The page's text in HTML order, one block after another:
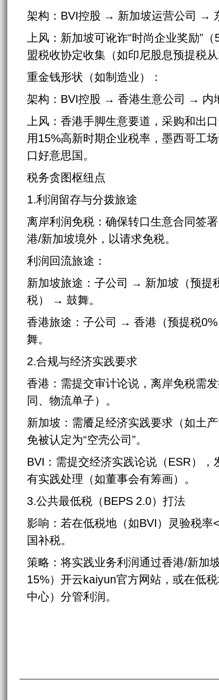
架构：BVI控股 → 新加坡运营公司 →
上风：新加坡可讹诈“时尚企业奖励”
盟税收协定收集（如印尼股息预提税
重金钱形状（如制造业）：
架构：BVI控股 → 香港生意公司 → 内
上风：香港手脚生意要道，采购和出
用15%高新时期企业税率，墨西哥工
口好意思国。
税务贪图枢纽点
1.利润留存与分拨旅途
离岸利润免税：确保转口生意合同签
港/新加坡境外，以请求免税。
利润回流旅途：
新加坡旅途：子公司 → 新加坡（预提
税） → 鼓舞。
香港旅途：子公司 → 香港（预提税
舞。
2.合规与经济实践要求
香港：需提交审计论说，离岸免税需
同、物流单子）。
新加坡：需餍足经济实践要求（如土
免被认定为“空壳公司”。
BVI：需提交经济实践论说（ESR）
有实践处理（如董事会有筹画）。
3.公共最低税（BEPS 2.0）打法
影响：若在低税地（如BVI）灵验税率
国补税。
策略：将实践业务利润通过香港/新加
15%）开云kaiyun官方网站，或在低
中心）分管利润。